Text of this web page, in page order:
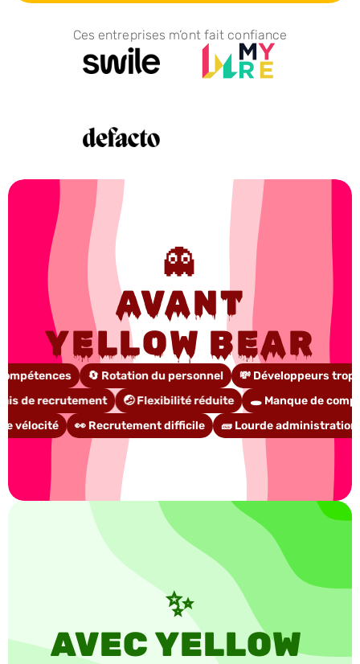
Ces entreprises m’ont fait confiance
👻
AVANT
YELLOW BEAR
🔄 Rotation du personnel
💸 Développeurs
de recrutement
🤕 Flexibilité réduite
🕳️ Manque de
vélocité
👀 Recrutement difficile 🧱 Lourde administration
✨
AVEC YELLOW